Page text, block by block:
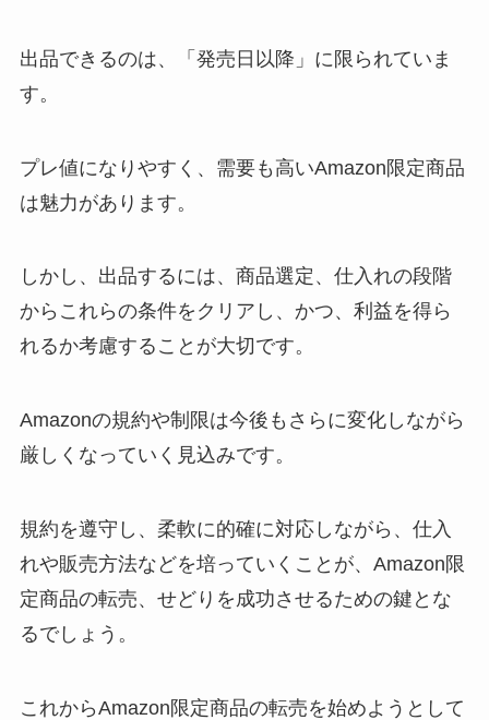
出品できるのは、「発売日以降」に限られていま
す。
プレ値になりやすく、需要も高いAmazon限定商品
は魅力があります。
しかし、出品するには、商品選定、仕入れの段階
からこれらの条件をクリアし、かつ、利益を得ら
れるか考慮することが大切です。
Amazonの規約や制限は今後もさらに変化しながら
厳しくなっていく見込みです。
規約を遵守し、柔軟に的確に対応しながら、仕入
れや販売方法などを培っていくことが、Amazon限
定商品の転売、せどりを成功させるための鍵とな
るでしょう。
これからAmazon限定商品の転売を始めようとして